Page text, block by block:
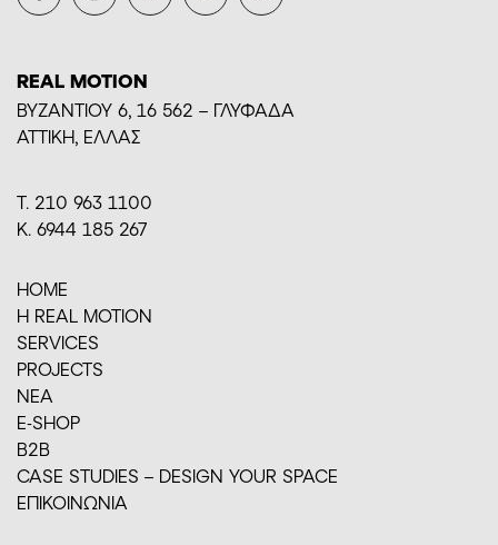
REAL MOTION
BYZANTIOY 6, 16 562 – ΓΛΥΦΑΔΑ
ΑΤΤΙΚΗ, ΕΛΛΑΣ
Τ. 210 963 1100
Κ. 6944 185 267
HOME
H REAL MOTION
SERVICES
PROJECTS
ΝΕΑ
E-SHOP
Β2Β
CASE STUDIES – DESIGN YOUR SPACE
ΕΠΙΚΟΙΝΩΝΙΑ